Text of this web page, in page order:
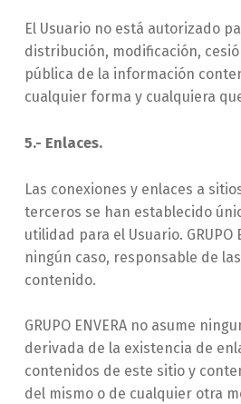
El Usuario no está autorizado
distribución, modificación,
pública de la información
cualquier forma y cualquiera
5.- Enlaces.
Las conexiones y enlaces a
terceros se han establecido
utilidad para el Usuario. GRUPO
ningún caso, responsable de
contenido.
GRUPO ENVERA no asume
derivada de la existencia de
contenidos de este sitio y
del mismo o de cualquier otra